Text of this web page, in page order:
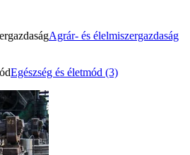
Agrár- és élelmiszergazdaság
Egészség és életmód (3)